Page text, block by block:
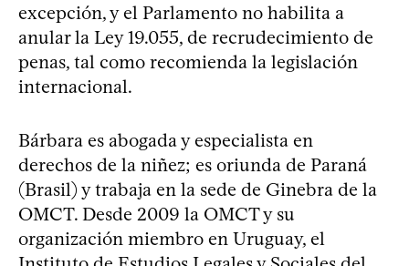
excepción, y el Parlamento no habilita a
anular la Ley 19.055, de recrudecimiento de
penas, tal como recomienda la legislación
internacional.
Bárbara es abogada y especialista en
derechos de la niñez; es oriunda de Paraná
(Brasil) y trabaja en la sede de Ginebra de la
OMCT. Desde 2009 la OMCT y su
organización miembro en Uruguay, el